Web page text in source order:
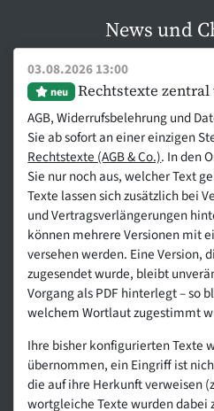
News und
03.08.2026 13:00
neu Rechtstexte
AGB, Widerrufsbelehrung und
Sie ab sofort an einer einzigen
Rechtstexte (AGB & Co.). In den
Sie nur noch aus, welcher Text
Texte lassen sich zusätzlich bei
und Vertragsverlängerungen
können mehrere Versionen mit
versehen werden. Eine Version,
zugesendet wurde, bleibt
Vorgang als PDF hinterlegt – so
welchem Wortlaut zugestimmt
Ihre bisher konfigurierten Texte
übernommen, ein Eingriff ist
die auf ihre Herkunft verweisen
wortgleiche Texte wurden dabei